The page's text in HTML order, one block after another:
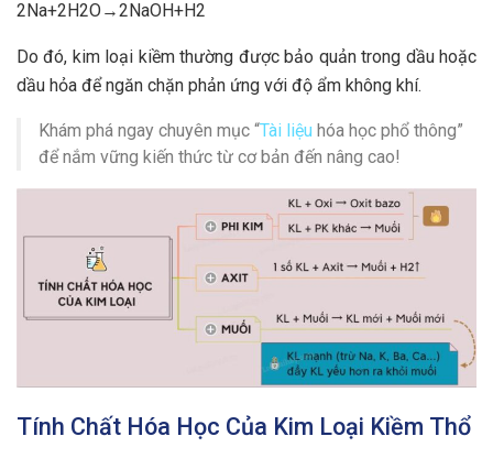
2Na+2H2O→2NaOH+H2
Do đó, kim loại kiềm thường được bảo quản trong dầu hoặc
dầu hỏa để ngăn chặn phản ứng với độ ẩm không khí.
Khám phá ngay chuyên mục “Tài liệu hóa học phổ thông”
để nắm vững kiến thức từ cơ bản đến nâng cao!
Tính Chất Hóa Học Của Kim Loại Kiềm Thổ